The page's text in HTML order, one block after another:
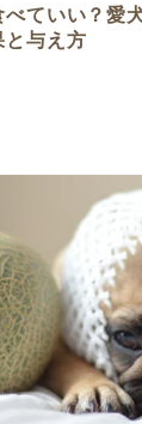
ていい？愛
と与え方